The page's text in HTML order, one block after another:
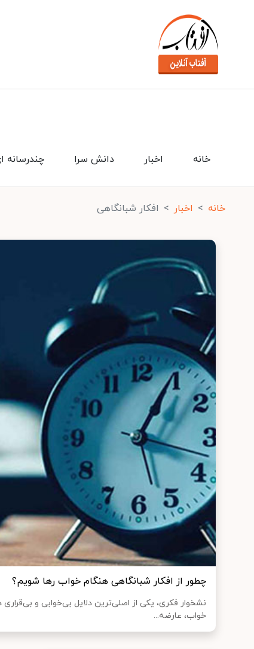
چندرسانه دانش سرا اخبار خانه
خانه اخبار افکار شبانگاهی
چطور از افکار شبانگاهی هنگام خواب رها شویم؟
نشخوار فکری، یکی از اصلی‌ترین دلایل بی‌خوابی و
خواب، عارضه...